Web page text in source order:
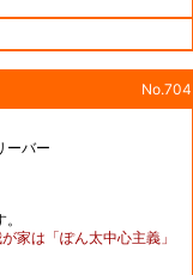
No.704
バー
家は「ぽん太中心主義」